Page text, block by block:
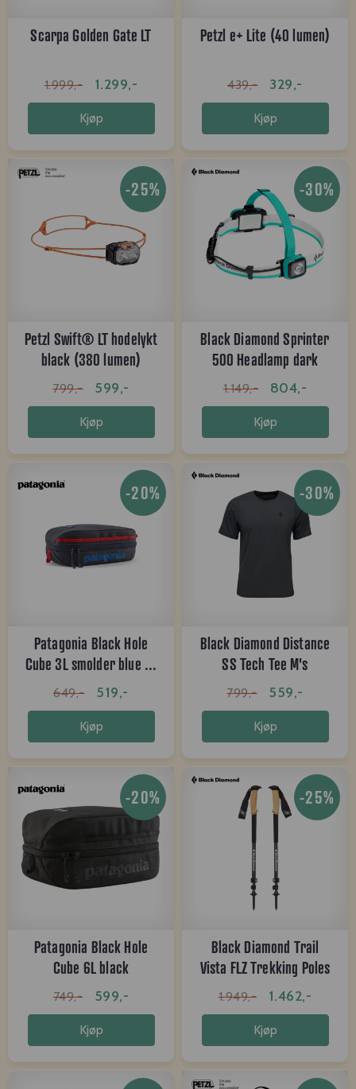
Scarpa Golden Gate LT
1.999,- 1.299,-
Kjøp
Petzl e+ Lite (40 lumen)
439,- 329,-
Kjøp
-25%
Petzl Swift® LT hodelykt
black (380 lumen)
799,- 599,-
Kjøp
-30%
Black Diamond Sprinter
500 Headlamp dark
patina
1.149,- 804,-
Kjøp
-20%
Patagonia Black Hole
Cube 3L smolder blue ...
649,- 519,-
Kjøp
-30%
Black Diamond Distance
SS Tech Tee M's
charcoal
799,- 559,-
Kjøp
-20%
Patagonia Black Hole
Cube 6L black
749,- 599,-
Kjøp
-25%
Black Diamond Trail
Vista FLZ Trekking Poles
1.949,- 1.462,-
Kjøp